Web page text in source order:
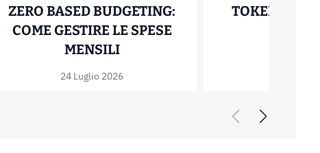
COME FUNZIONA E QUANTO FA
ZERO BASED BUDGETING:
COME GESTIRE LE SPESE
MENSILIZERO BASED BUDGETING:
24 Luglio 2026